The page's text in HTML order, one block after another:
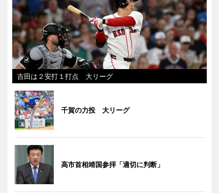
吉田は２安打１打点 大リーグ
千賀の力投 大リーグ
高市首相靖国参拝「適切に判断」